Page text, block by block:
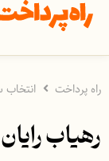
راه پرداخت انتخاب
رهیاب